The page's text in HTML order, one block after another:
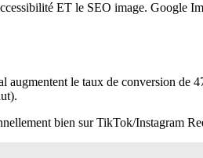
ET le SEO image. Google
le taux de conversion de
bien sur TikTok/Instagram